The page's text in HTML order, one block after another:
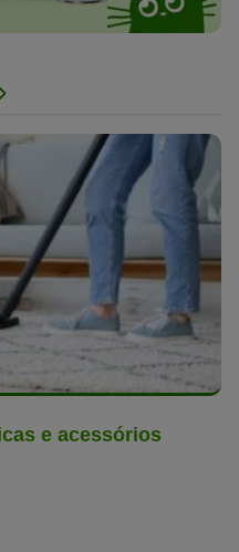
e acessórios